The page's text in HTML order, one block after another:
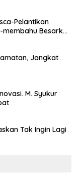
Pelantikan
Besarkan
Jangkat
M. Syukur
Tak Ingin Lagi